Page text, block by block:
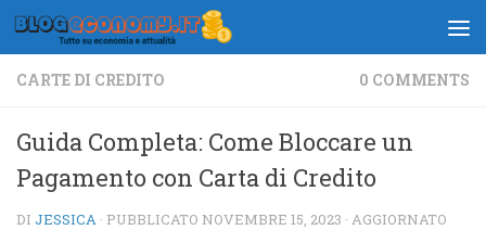
Salta al contenuto
CARTE DI CREDITO 0 COMMENTS
Guida Completa: Come Bloccare un
Pagamento con Carta di Credito
DI JESSICA · PUBBLICATO NOVEMBRE 15, 2023 · AGGIORNATO